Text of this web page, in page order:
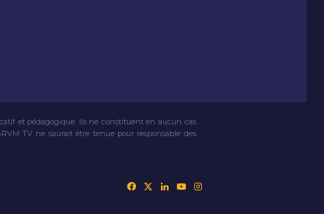
et pédagogique. Ils ne constituent en aucun cas
TV ne saurait être tenue pour responsable des
FacebookLinkedinYouTube